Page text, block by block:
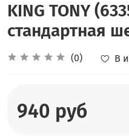
KING TONY
стандартная
(0) В
940 руб